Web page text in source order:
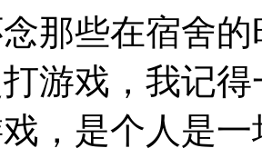
那些在宿舍
游戏，我记
，是个人是